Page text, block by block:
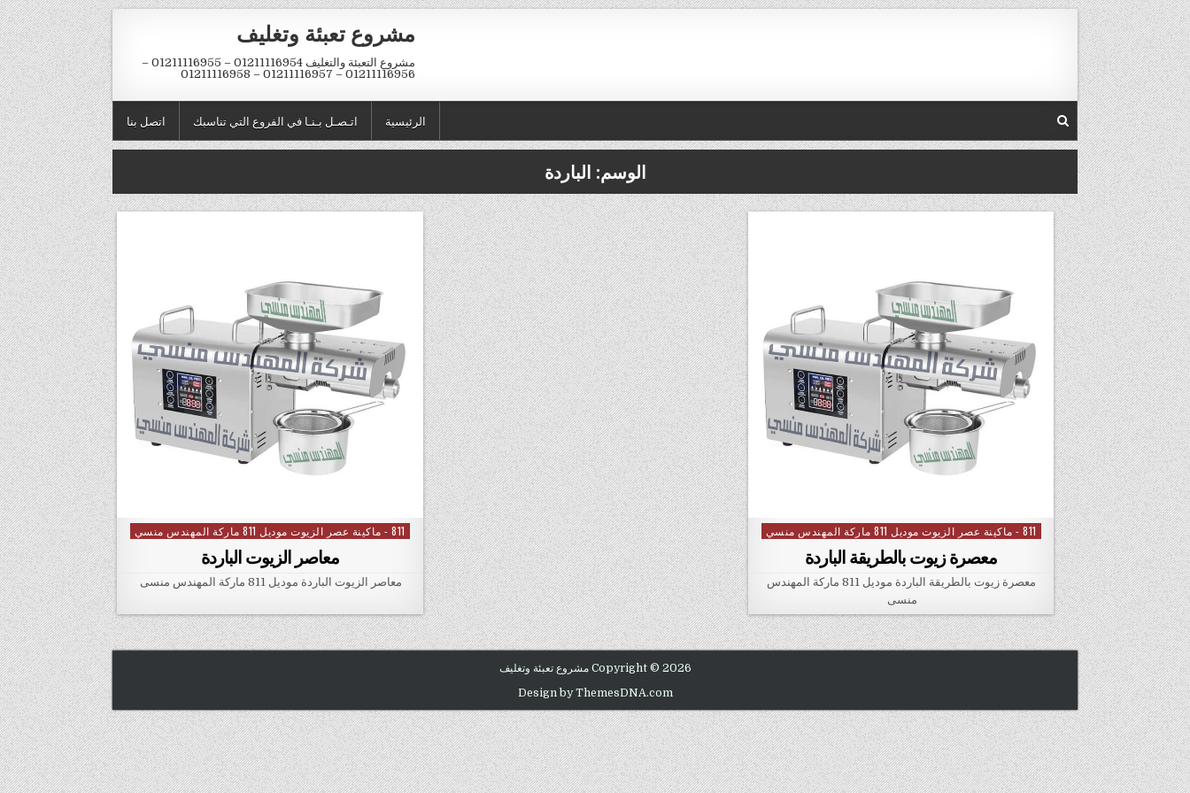
Skip to content
مشروع تعبئة وتغليف
مشروع التعبئة والتغليف 01211116954 – 01211116955 –
01211116956 – 01211116957 – 01211116958
اتصل بنا اتـصـل بـنـا في الفروع التي تناسبك الرئيسية
الوسم: الباردة
Posted in
811 - ماكينة عصر الزيوت موديل 811 ماركة المهندس منسي
معصرة زيوت بالطريقة الباردة
معصرة زيوت بالطريقة الباردة موديل 811 ماركة المهندس
منسى
Posted in
811 - ماكينة عصر الزيوت موديل 811 ماركة المهندس منسي
معاصر الزيوت الباردة
معاصر الزيوت الباردة موديل 811 ماركة المهندس منسى
Copyright © 2026 مشروع تعبئة وتغليف
Design by ThemesDNA.com